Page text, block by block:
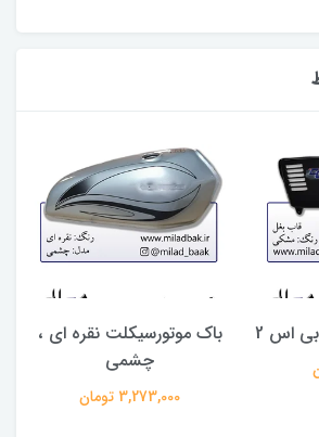
اس 2
باک موتورسیکلت نقره ای ،
چشمی
3,273,000 تومان